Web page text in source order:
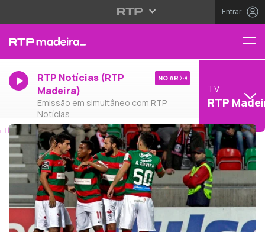
Entrar
RTP Notícias (RTP
Madeira)
Emissão em simultâneo com RTP
Notícias
NO AR
TV
RTP